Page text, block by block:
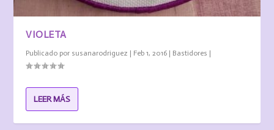
VIOLETA
Publicado por susanarodriguez | Feb 1, 2016 | Bastidores |
LEER MÁS